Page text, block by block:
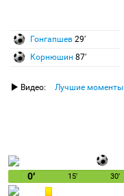
Гонгапшев 29′
Корнюшин 87′
Видео: Лучшие моменты
0′ 15′ 30′